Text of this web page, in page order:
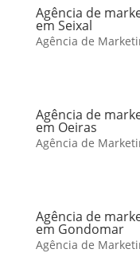
Agência de
em Seixal
Agência de
Agência de
em Oeiras
Agência de
Agência de
em Gondomar
Agência de